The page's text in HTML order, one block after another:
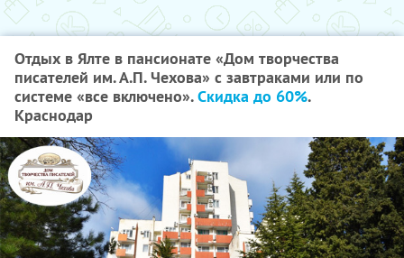
Отдых в Ялте в пансионате «Дом творчества
писателей им. А.П. Чехова» с завтраками или по
системе «все включено».Скидка до 60%.
Краснодар